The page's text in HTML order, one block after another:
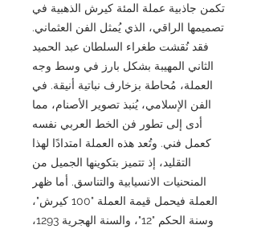
تكمن جاذبية عملة المئة كيرش الذهبية في
تصميمها الراقي، الذي يُمثل الفن العثماني.
فقد نُقشت طغراء السلطان عبد الحميد
الثاني المهيبة بشكل بارز في وسط وجه
العملة، مُحاطة بزخارف نباتية أنيقة. في
الفن الإسلامي، يُنبذ تصوير الأصنام، مما
أدى إلى تطور فن الخط العربي نفسه
كعمل فني. وتُعد هذه العملة امتدادًا لهذا
التقليد، إذ تتميز بتكوينها الجميل من
المنحنيات الانسيابية والتناسق. أما ظهر
العملة فيحمل قيمة العملة "100 كيرش"،
وسنة الحكم "12"، والسنة الهجرية 1293،